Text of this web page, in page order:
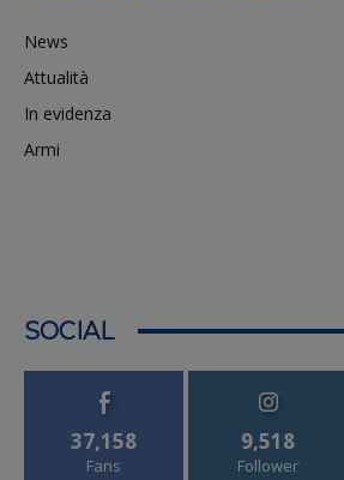
News
Attualità
In evidenza
Armi
SOCIAL
37,158
Fans
9,518
Follower